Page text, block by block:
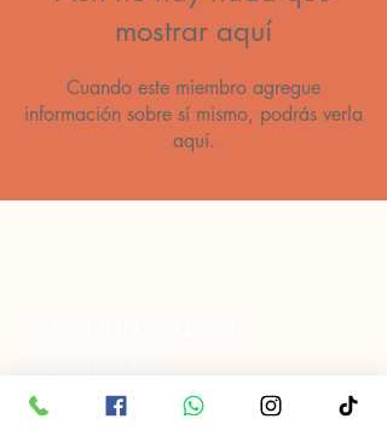
mostrar aquí
Cuando este miembro agregue
información sobre sí mismo, podrás verla
aquí.
091 343 952